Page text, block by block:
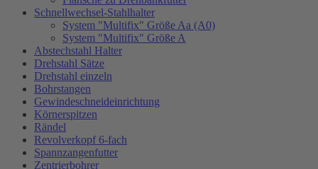
Schnellwechsel-Stahlhalter
System "Multifix" Größe Aa (A0)
System "Multifix" Größe A
Abstechstahl Halter
Drehstahl Sätze
Drehstahl einzeln
Bohrstangen
Gewindeschneideinrichtung
Körnerspitzen
Rändel
Revolverkopf 6-fach
Spannzangenfutter
Zentrierbohrer